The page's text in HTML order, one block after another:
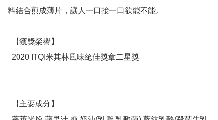
料結合煎成薄片，讓人一口接一口欲罷不能。